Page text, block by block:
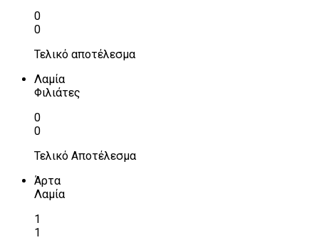
0
0
Τελικό αποτέλεσμα
Λαμία
Φιλιάτες
0
0
Τελικό Αποτέλεσμα
Άρτα
Λαμία
1
1